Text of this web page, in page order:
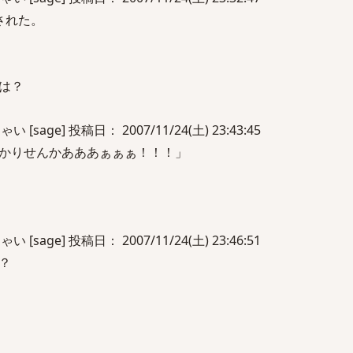
た。
？
い [sage] 投稿日： 2007/11/24(土) 23:43:45
りせんかあああぁぁぁ！！！」
い [sage] 投稿日： 2007/11/24(土) 23:46:51